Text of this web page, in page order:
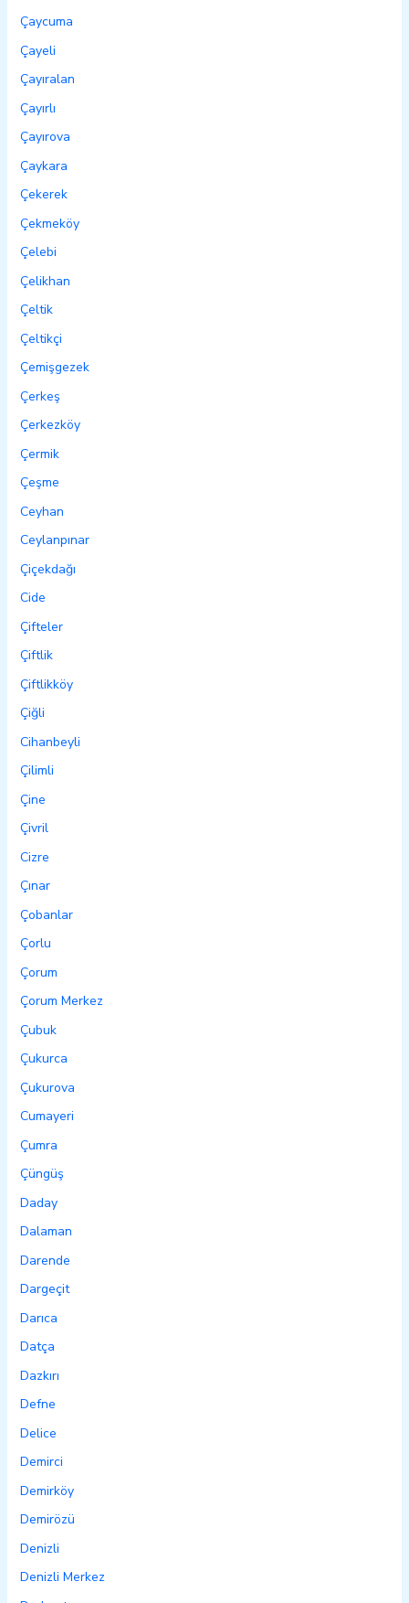
Çaycuma
Çayeli
Çayıralan
Çayırlı
Çayırova
Çaykara
Çekerek
Çekmeköy
Çelebi
Çelikhan
Çeltik
Çeltikçi
Çemişgezek
Çerkeş
Çerkezköy
Çermik
Çeşme
Ceyhan
Ceylanpınar
Çiçekdağı
Cide
Çifteler
Çiftlik
Çiftlikköy
Çiğli
Cihanbeyli
Çilimli
Çine
Çivril
Cizre
Çınar
Çobanlar
Çorlu
Çorum
Çorum Merkez
Çubuk
Çukurca
Çukurova
Cumayeri
Çumra
Çüngüş
Daday
Dalaman
Darende
Dargeçit
Darıca
Datça
Dazkırı
Defne
Delice
Demirci
Demirköy
Demirözü
Denizli
Denizli Merkez